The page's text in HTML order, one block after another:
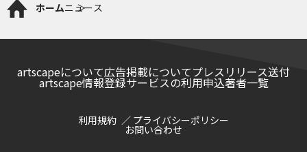
ホームニュース
artscapeについて広告掲載についてプレスリリース送付
artscape情報登録サービスの利用申込著者一覧
利用規約 プライバシーポリシー
お問い合わせ